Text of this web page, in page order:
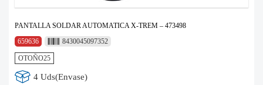
PANTALLA SOLDAR AUTOMATICA X-TREM – 473498
659636
8430045097352
OTOÑO25
4 Uds(Envase)